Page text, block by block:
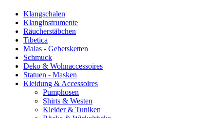
Klangschalen
Klanginstrumente
Räucherstäbchen
Tibetica
Malas - Gebetsketten
Schmuck
Deko & Wohnaccessoires
Statuen - Masken
Kleidung & Accessoires
Pumphosen
Shirts & Westen
Kleider & Tuniken